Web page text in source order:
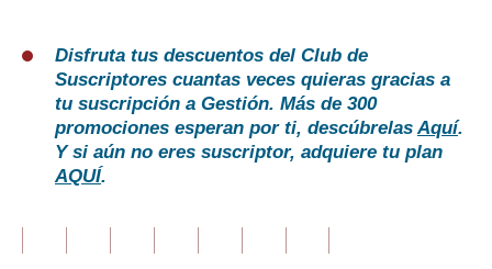
Disfruta tus descuentos del Club de
Suscriptores cuantas veces quieras gracias a
tu suscripción a Gestión. Más de 300
promociones esperan por ti, descúbrelasAquí.
Y si aún no eres suscriptor, adquiere tu plan
AQUÍ.